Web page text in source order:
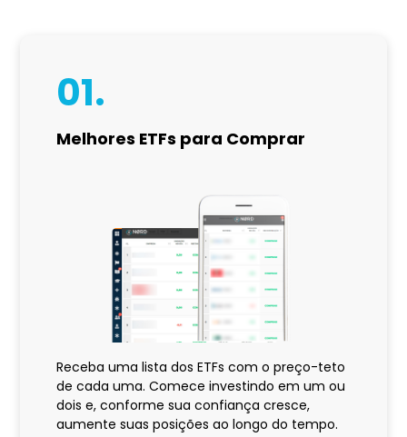
01.
Melhores ETFs para Comprar
Receba uma lista dos ETFs com o preço-teto
de cada uma. Comece investindo em um ou
dois e, conforme sua confiança cresce,
aumente suas posições ao longo do tempo.